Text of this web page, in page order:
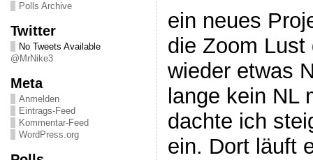
Polls Archive
Twitter
No Tweets Available
@MrNike3
Meta
Anmelden
Eintrags-Feed
Kommentar-Feed
WordPress.org
ein neues
die Zoom
wieder etwas
lange kein NL
dachte ich
ein. Dort läuft